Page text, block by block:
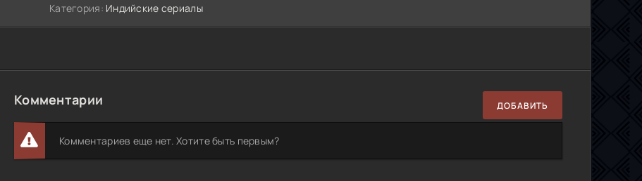
Категория: Индийские сериалы
Комментарии ДОБАВИТЬ
Комментариев еще нет. Хотите быть первым?